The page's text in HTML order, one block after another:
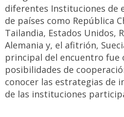
diferentes Instituciones de
de países como República
Tailandia, Estados Unidos,
Alemania y, el afitrión,
principal del encuentro fue
posibilidades de
conocer las estrategias de
de las instituciones